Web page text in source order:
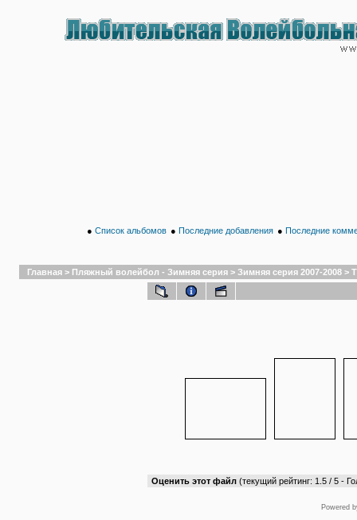
● Список альбомов ● Последние добавления ● Последние
Главная > Пляжный волейбол - Зимняя серия > Зимняя серия 2007-2008 >
Оценить этот файл (текущий рейтинг: 1.5 / 5 -
Powered